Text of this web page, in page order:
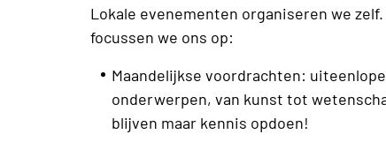
Lokale evenementen organiseren we zelf.
focussen we ons op:
Maandelijkse voordrachten:
onderwerpen, van kunst tot
blijven maar kennis opdoen!